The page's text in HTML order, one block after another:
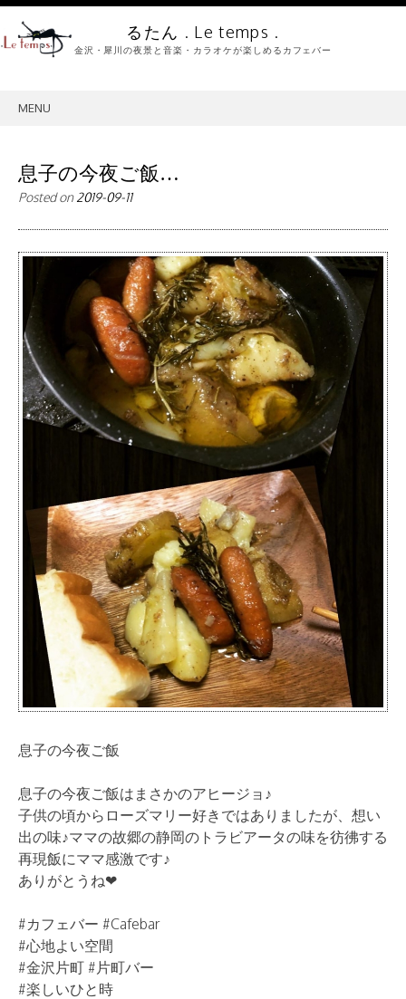
るたん . Le temps .
金沢・犀川の夜景と音楽・カラオケが楽しめるカフェバー
MENU
息子の今夜ご飯…
Posted on2019-09-11
息子の今夜ご飯
息子の今夜ご飯はまさかのアヒージョ♪
子供の頃からローズマリー好きではありましたが、想い
出の味♪ママの故郷の静岡のトラビアータの味を彷彿する
再現飯にママ感激です♪
ありがとうね❤
#カフェバー #Cafebar
#心地よい空間
#金沢片町 #片町バー
#楽しいひと時